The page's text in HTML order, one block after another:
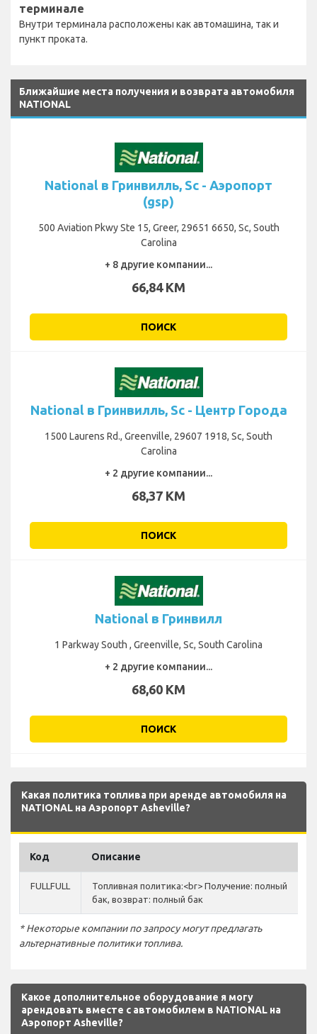
терминале
Внутри терминала расположены как автомашина, так и
пункт проката.
Ближайшие места получения и возврата автомобиля
NATIONAL
National в Гринвилль, Sc - Аэропорт
(gsp)
500 Aviation Pkwy Ste 15, Greer, 29651 6650, Sc, South
Carolina
+ 8 другие компании...
66,84 KM
ПОИСК
National в Гринвилль, Sc - Центр Города
1500 Laurens Rd., Greenville, 29607 1918, Sc, South
Carolina
+ 2 другие компании...
68,37 KM
ПОИСК
National в Гринвилл
1 Parkway South , Greenville, Sc, South Carolina
+ 2 другие компании...
68,60 KM
ПОИСК
Какая политика топлива при аренде автомобиля на
NATIONAL на Аэропорт Asheville?
Код Описание
FULLFULL
Топливная политика:<br> Получение: полный
бак, возврат: полный бак
* Некоторые компании по запросу могут предлагать
альтернативные политики топлива.
Какое дополнительное оборудование я могу
арендовать вместе с автомобилем в NATIONAL на
Аэропорт Asheville?